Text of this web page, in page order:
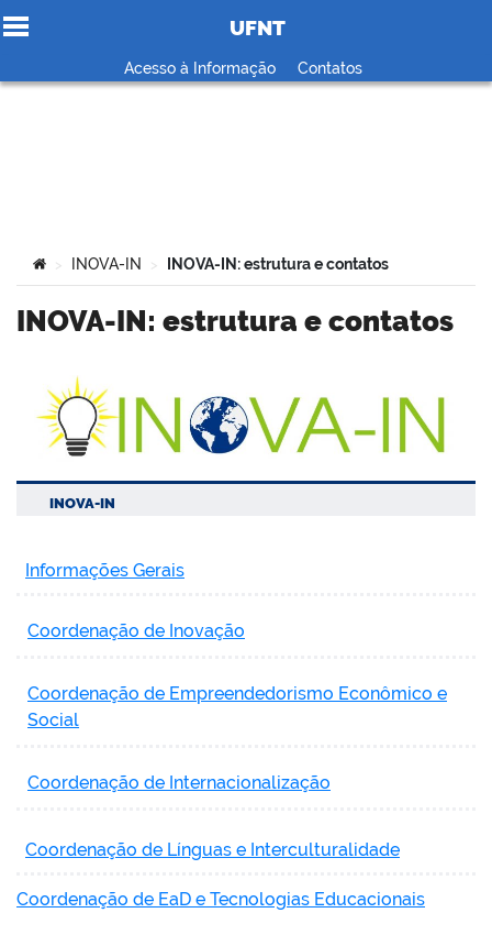
Ir para o conteúdo
UFNT
Acesso à Informação Contatos
Você está aqui:
> INOVA-IN > INOVA-IN: estrutura e contatos
INOVA-IN: estrutura e contatos
INOVA-IN
Informações Gerais
Coordenação de Inovação
Coordenação de Empreendedorismo Econômico e
Social
Coordenação de Internacionalização
Coordenação de Línguas e Interculturalidade
Coordenação de EaD e Tecnologias Educacionais